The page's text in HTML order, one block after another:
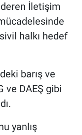
İletişim
halkı hedef
barış ve
ve DAEŞ gibi
yanlış